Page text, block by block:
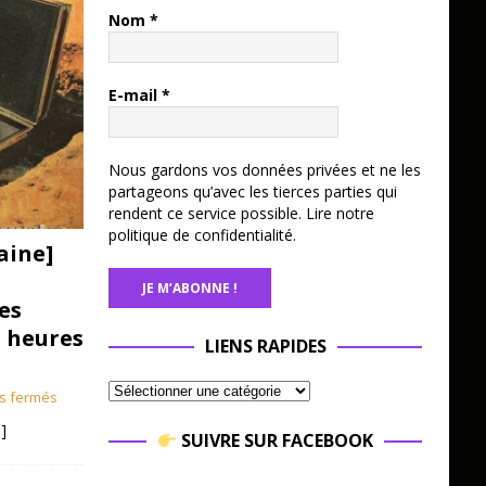
heures
fermés
Nom *
E-mail *
Nous gardons vos données privées et ne les
partageons qu’avec les tierces parties qui
rendent ce service possible. Lire notre
politique de confidentialité.
LIENS RAPIDES
SUIVRE SUR FACEBOOK